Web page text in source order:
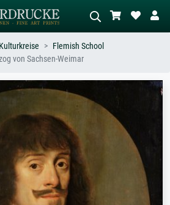
Welle
Beschreiben Sie die Szene – z.B. Grüne
Wiese, Abstrakt mit viel Rot, Dunkles
Ölgemälde, Stehender Akt neben einem
Kulturkreise
Flemish School
von Sachsen-Weimar